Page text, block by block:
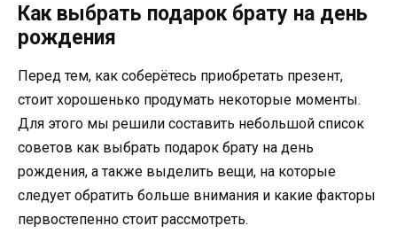
Как выбрать подарок брату на день
рождения
Перед тем, как соберётесь приобретать презент,
стоит хорошенько продумать некоторые моменты.
Для этого мы решили составить небольшой список
советов как выбрать подарок брату на день
рождения, а также выделить вещи, на которые
следует обратить больше внимания и какие факторы
первостепенно стоит рассмотреть.